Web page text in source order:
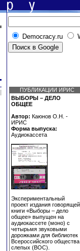
Democracy.ru
ПУБЛИКАЦИИ ИРИС
ВЫБОРЫ – ДЕЛО
ОБЩЕЕ
Автор: Каюнов О.Н. -
ИРИС
Форма выпуска:
Аудиокассета
Экспериментальный
проект издания говорящей
книги «Выборы – дело
общее» выпущен на
аудиокассете (моно) с
четырьмя звуковыми
дорожками для библиотек
Всероссийского общества
слепых (ВОС).